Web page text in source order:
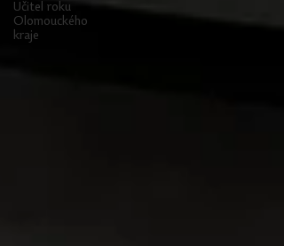
Učitel roku
Olomouckého
kraje